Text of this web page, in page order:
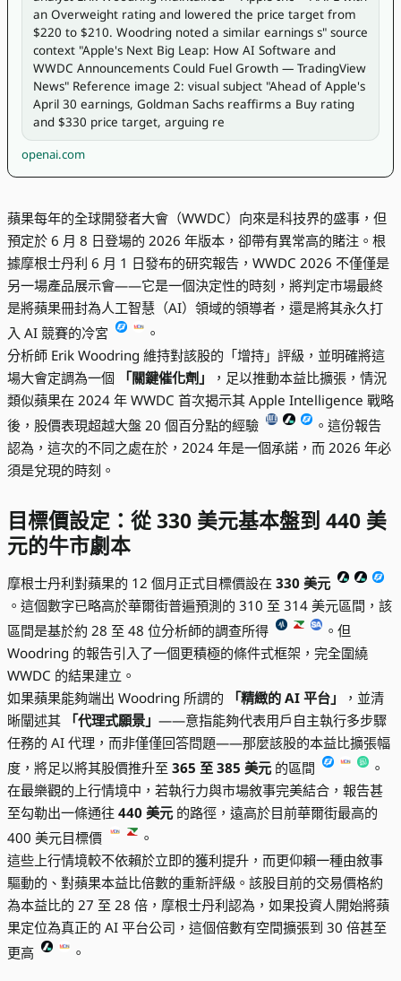
an Overweight rating and lowered the price target from
$220 to $210. Woodring noted a similar earnings s" source
context "Apple's Next Big Leap: How AI Software and
WWDC Announcements Could Fuel Growth — TradingView
News" Reference image 2: visual subject "Ahead of Apple's
April 30 earnings, Goldman Sachs reaffirms a Buy rating
and $330 price target, arguing re
openai.com
蘋果每年的全球開發者大會（WWDC）向來是科技界的盛事，但
預定於 6 月 8 日登場的 2026 年版本，卻帶有異常高的賭注。根
據摩根士丹利 6 月 1 日發布的研究報告，WWDC 2026 不僅僅是
另一場產品展示會——它是一個決定性的時刻，將判定市場最終
是將蘋果冊封為人工智慧（AI）領域的領導者，還是將其永久打
入 AI 競賽的冷宮
。
分析師 Erik Woodring 維持對該股的「增持」評級，並明確將這
場大會定調為一個
「關鍵催化劑」
，足以推動本益比擴張，情況
類似蘋果在 2024 年 WWDC 首次揭示其 Apple Intelligence 戰略
後，股價表現超越大盤 20 個百分點的經驗
。這份報告
認為，這次的不同之處在於，2024 年是一個承諾，而 2026 年必
須是兌現的時刻。
目標價設定：從 330 美元基本盤到 440 美
元的牛市劇本
摩根士丹利對蘋果的 12 個月正式目標價設在 330 美元
。這個數字已略高於華爾街普遍預測的 310 至 314 美元區間，該
區間是基於約 28 至 48 位分析師的調查所得
。但
Woodring 的報告引入了一個更積極的條件式框架，完全圍繞
WWDC 的結果建立。
如果蘋果能夠端出 Woodring 所謂的
「精緻的 AI 平台」
，並清
晰闡述其
「代理式願景」 ——意指能夠代表用戶自主執行多步驟
任務的 AI 代理，而非僅僅回答問題——那麼該股的本益比擴張幅
度，將足以將其股價推升至 365 至 385 美元的區間
。
在最樂觀的上行情境中，若執行力與市場敘事完美結合，報告甚
至勾勒出一條通往 440 美元的路徑，遠高於目前華爾街最高的
400 美元目標價
。
這些上行情境較不依賴於立即的獲利提升，而更仰賴一種由敘事
驅動的、對蘋果本益比倍數的重新評級。該股目前的交易價格約
為本益比的 27 至 28 倍，摩根士丹利認為，如果投資人開始將蘋
果定位為真正的 AI 平台公司，這個倍數有空間擴張到 30 倍甚至
更高
。